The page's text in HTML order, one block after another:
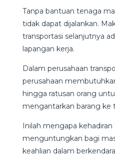
Tanpa bantuan tenaga
tidak dapat dijalankan.
transportasi selanjutnya
lapangan kerja.
Dalam perusahaan
perusahaan
hingga ratusan orang
mengantarkan barang ke
Inilah mengapa
menguntungkan bagi
keahlian dalam